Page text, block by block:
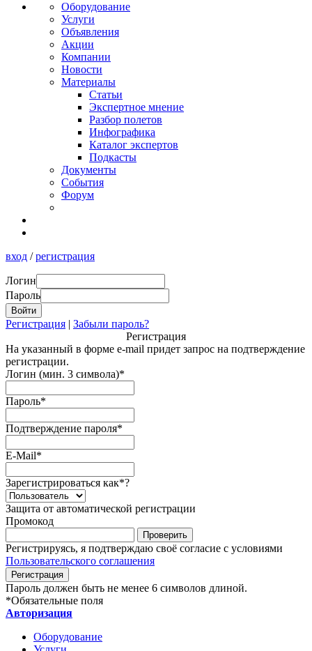
Оборудование
Услуги
Объявления
Акции
Компании
Новости
Материалы
Статьи
Экспертное мнение
Разбор полетов
Инфографика
Каталог экспертов
Подкасты
Документы
События
Форум
вход /регистрация
Логин
Пароль
Регистрация | Забыли пароль?
Регистрация
На указанный в форме e-mail придет запрос на подтверждение
регистрации.
Логин (мин. 3 символа)*
Пароль*
Подтверждение пароля*
E-Mail*
Зарегистрироваться как*?
Защита от автоматической регистрации
Промокод
Регистрируясь, я подтверждаю своё согласие с условиями
Пользовательского соглашения
Пароль должен быть не менее 6 символов длиной.
*Обязательные поля
Авторизация
Оборудование